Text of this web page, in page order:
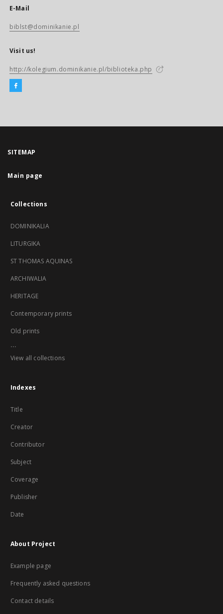
E-Mail
biblst@dominikanie.pl
Visit us!
http://kolegium.dominikanie.pl/biblioteka.php
SITEMAP
Main page
Collections
DOMINIKALIA
LITURGIKA
ST THOMAS AQUINAS
ARCHIWALIA
HERITAGE
Contemporary prints
Old prints
...
View all collections
Indexes
Title
Creator
Contributor
Subject
Coverage
Publisher
Date
About Project
Example page
Frequently asked questions
Contact details